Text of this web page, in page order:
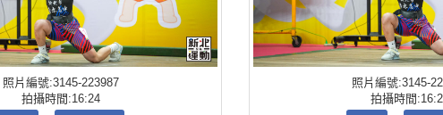
照片編號:3145-223987
拍攝時間:16:24
照片編號:3145-
拍攝時間